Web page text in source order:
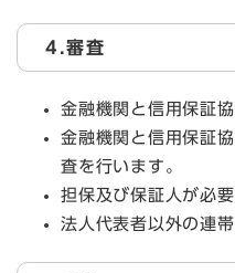
4.審査
金融機関と信用保証
金融機関と信用保証
査を行います。
担保及び保証人が必
法人代表者以外の連